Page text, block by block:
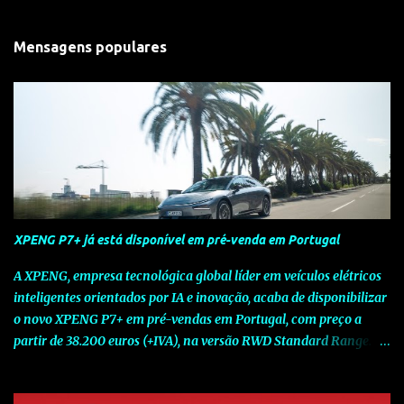
Mensagens populares
XPENG P7+ já está disponível em pré-venda em Portugal
A XPENG, empresa tecnológica global líder em veículos elétricos
inteligentes orientados por IA e inovação, acaba de disponibilizar
o novo XPENG P7+ em pré-vendas em Portugal, com preço a
partir de 38.200 euros (+IVA), na versão RWD Standard Range.